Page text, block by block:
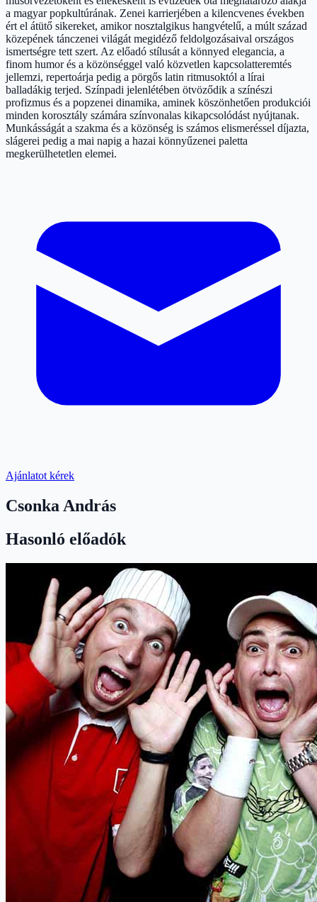
a magyar popkultúrának. Zenei karrierjében a kilencvenes években
ért el átütő sikereket, amikor nosztalgikus hangvételű, a múlt század
közepének tánczenei világát megidéző feldolgozásaival országos
ismertségre tett szert. Az előadó stílusát a könnyed elegancia, a
finom humor és a közönséggel való közvetlen kapcsolatteremtés
jellemzi, repertoárja pedig a pörgős latin ritmusoktól a lírai
balladákig terjed. Színpadi jelenlétében ötvöződik a színészi
profizmus és a popzenei dinamika, aminek köszönhetően produkciói
minden korosztály számára színvonalas kikapcsolódást nyújtanak.
Munkásságát a szakma és a közönség is számos elismeréssel díjazta,
slágerei pedig a mai napig a hazai könnyűzenei paletta
megkerülhetetlen elemei.
Ajánlatot kérek
Csonka András
Hasonló előadók